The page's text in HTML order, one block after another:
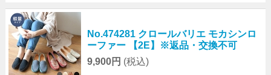
No.474281 クロールバリエ モカシンロ
ーファー 【2E】※返品・交換不可
9,900円 (税込)